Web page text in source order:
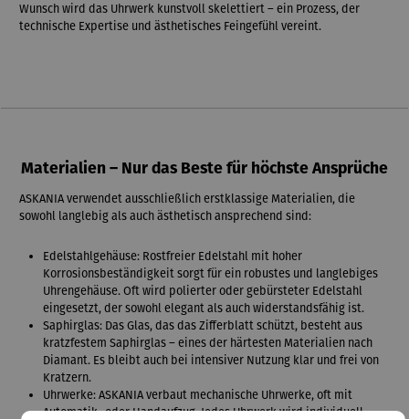
Wunsch wird das Uhrwerk kunstvoll skelettiert – ein Prozess, der
technische Expertise und ästhetisches Feingefühl vereint.
Materialien – Nur das Beste für höchste Ansprüche
ASKANIA verwendet ausschließlich erstklassige Materialien, die
sowohl langlebig als auch ästhetisch ansprechend sind:
Edelstahlgehäuse: Rostfreier Edelstahl mit hoher
Korrosionsbeständigkeit sorgt für ein robustes und langlebiges
Uhrengehäuse. Oft wird polierter oder gebürsteter Edelstahl
eingesetzt, der sowohl elegant als auch widerstandsfähig ist.
Saphirglas: Das Glas, das das Zifferblatt schützt, besteht aus
kratzfestem Saphirglas – eines der härtesten Materialien nach
Diamant. Es bleibt auch bei intensiver Nutzung klar und frei von
Kratzern.
Uhrwerke: ASKANIA verbaut mechanische Uhrwerke, oft mit
Automatik- oder Handaufzug. Jedes Uhrwerk wird individuell